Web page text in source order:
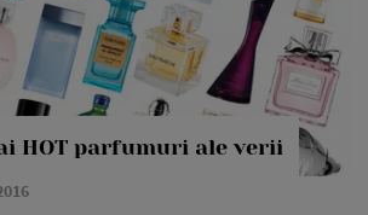
HOT parfumuri ale verii